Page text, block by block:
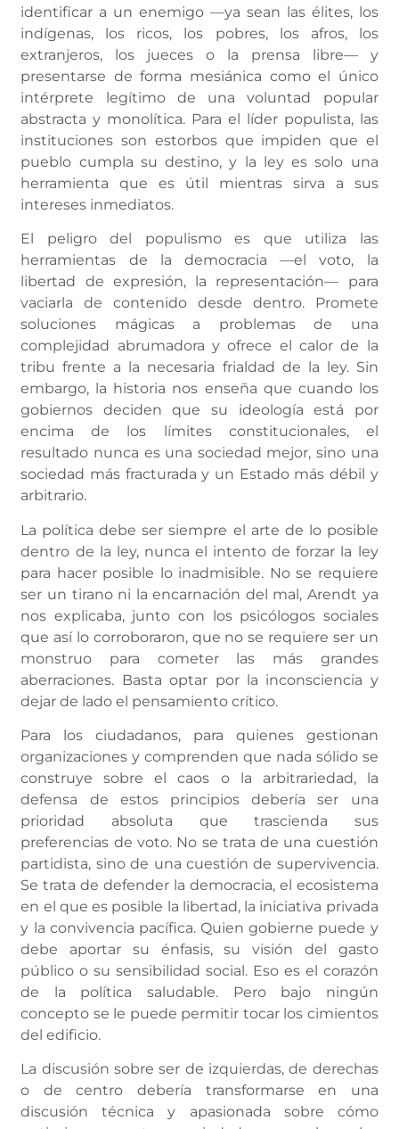
identificar a un enemigo —ya sean las élites, los
indígenas, los ricos, los pobres, los afros, los
extranjeros, los jueces o la prensa libre— y
presentarse de forma mesiánica como el único
intérprete legítimo de una voluntad popular
abstracta y monolítica. Para el líder populista, las
instituciones son estorbos que impiden que el
pueblo cumpla su destino, y la ley es solo una
herramienta que es útil mientras sirva a sus
intereses inmediatos.
El peligro del populismo es que utiliza las
herramientas de la democracia —el voto, la
libertad de expresión, la representación— para
vaciarla de contenido desde dentro. Promete
soluciones mágicas a problemas de una
complejidad abrumadora y ofrece el calor de la
tribu frente a la necesaria frialdad de la ley. Sin
embargo, la historia nos enseña que cuando los
gobiernos deciden que su ideología está por
encima de los límites constitucionales, el
resultado nunca es una sociedad mejor, sino una
sociedad más fracturada y un Estado más débil y
arbitrario.
La política debe ser siempre el arte de lo posible
dentro de la ley, nunca el intento de forzar la ley
para hacer posible lo inadmisible. No se requiere
ser un tirano ni la encarnación del mal, Arendt ya
nos explicaba, junto con los psicólogos sociales
que así lo corroboraron, que no se requiere ser un
monstruo para cometer las más grandes
aberraciones. Basta optar por la inconsciencia y
dejar de lado el pensamiento crítico.
Para los ciudadanos, para quienes gestionan
organizaciones y comprenden que nada sólido se
construye sobre el caos o la arbitrariedad, la
defensa de estos principios debería ser una
prioridad absoluta que trascienda sus
preferencias de voto. No se trata de una cuestión
partidista, sino de una cuestión de supervivencia.
Se trata de defender la democracia, el ecosistema
en el que es posible la libertad, la iniciativa privada
y la convivencia pacífica. Quien gobierne puede y
debe aportar su énfasis, su visión del gasto
público o su sensibilidad social. Eso es el corazón
de la política saludable. Pero bajo ningún
concepto se le puede permitir tocar los cimientos
del edificio.
La discusión sobre ser de izquierdas, de derechas
o de centro debería transformarse en una
discusión técnica y apasionada sobre cómo